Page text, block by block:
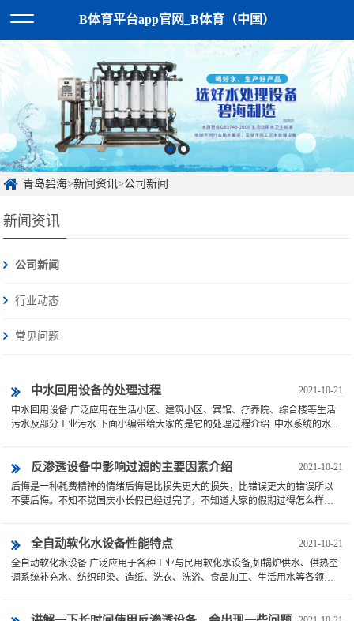
B体育平台app官网_B体育（中国）
青岛碧海>新闻资讯>公司新闻
新闻资讯
公司新闻
行业动态
常见问题
2021-10-21
中水回用设备的处理过程
中水回用设备 广泛应用在生活小区、建筑小区、宾馆、疗养院、综合楼等生活
污水及部分工业污水.下面小编带给大家的是它的处理过程介绍. 中水系统的水净
2021-10-21
反渗透设备中影响过滤的主要因素介绍
后悔是一种耗费精神的情绪后悔是比损失更大的损失，比错误更大的错误所以
不要后悔。不知不觉国庆小长假已经过完了，不知道大家的假期过得怎么样
2021-10-21
全自动软化水设备性能特点
全自动软化水设备 广泛应用于各种工业与民用软化水设备,如锅炉供水、供热空
调系统补充水、纺织印染、造纸、洗衣、洗浴、食品加工、生活用水等各领域.